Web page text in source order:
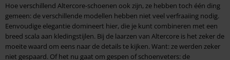
Hoe verschillend Altercore-schoenen ook zijn, ze hebben toch één ding
gemeen: de verschillende modellen hebben niet veel verfraaiing nodig.
Eenvoudige elegantie domineert hier, die je kunt combineren met een
breed scala aan kledingstijlen. Bij de laarzen van Altercore is het zeker de
moeite waard om eens naar de details te kijken. Want: ze werden zeker
niet gespaard. Of het nu gaat om gespen of schoenveters: de